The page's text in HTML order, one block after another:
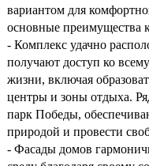
вариантом для
основные преимущества
- Комплекс удачно
получают доступ ко
жизни, включая
центры и зоны отдыха.
парк Победы,
природой и провести
- Фасады домов